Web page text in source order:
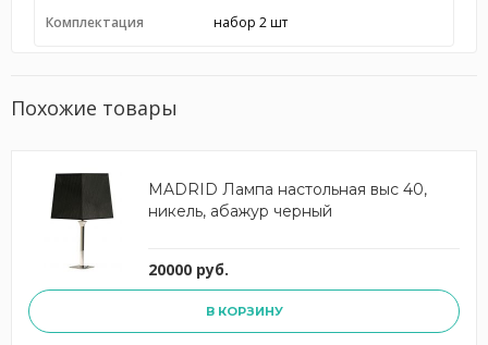
Комплектация набор 2 шт
Похожие товары
MADRID Лампа настольная выс 40,
никель, абажур черный
20000 руб.
В КОРЗИНУ